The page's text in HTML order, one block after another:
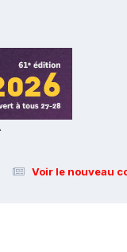
Voir le nouveau